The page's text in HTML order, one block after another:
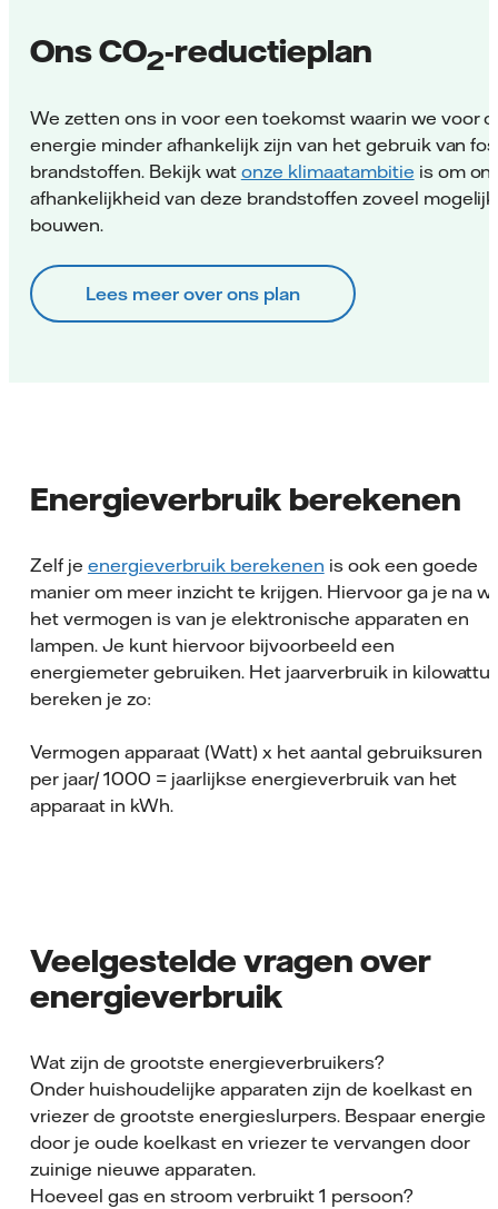
Ons CO2-reductieplan
We zetten ons in voor een toekomst waarin we voor
energie minder afhankelijk zijn van het gebruik van
brandstoffen. Bekijk wat onze klimaatambitie is om
afhankelijkheid van deze brandstoffen zoveel
bouwen.
Lees meer over ons plan
Energieverbruik berekenen
Zelf je energieverbruik berekenen is ook een goede
manier om meer inzicht te krijgen. Hiervoor ga je na
het vermogen is van je elektronische apparaten en
lampen. Je kunt hiervoor bijvoorbeeld een
energiemeter gebruiken. Het jaarverbruik in
bereken je zo:
Vermogen apparaat (Watt) x het aantal gebruiksuren
per jaar/ 1000 = jaarlijkse energieverbruik van het
apparaat in kWh.
Veelgestelde vragen over
energieverbruik
Wat zijn de grootste energieverbruikers?
Onder huishoudelijke apparaten zijn de koelkast en
vriezer de grootste energieslurpers. Bespaar energie
door je oude koelkast en vriezer te vervangen door
zuinige nieuwe apparaten.
Hoeveel gas en stroom verbruikt 1 persoon?